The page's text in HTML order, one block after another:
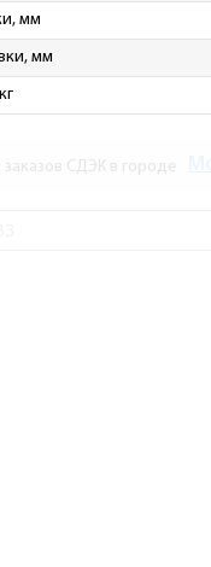
мм
мм
СДЭК в городе